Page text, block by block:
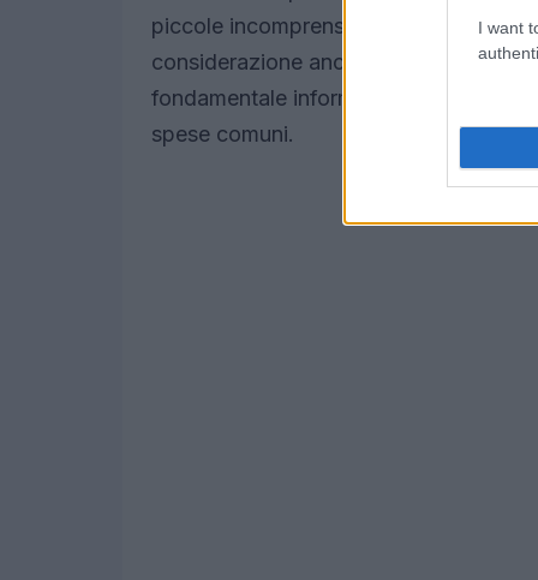
I want
piccole incomprensioni hanno portato
considerazione anche la
fondamentale informare l’altro e, se
spese comuni.